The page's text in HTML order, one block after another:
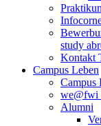
study
Kontakt
Campus Leben
Campus
we@fwi
Alumni